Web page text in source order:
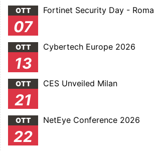
OTT
07
Fortinet Security Day - Roma
OTT
13
Cybertech Europe 2026
OTT
21
CES Unveiled Milan
OTT
22
NetEye Conference 2026